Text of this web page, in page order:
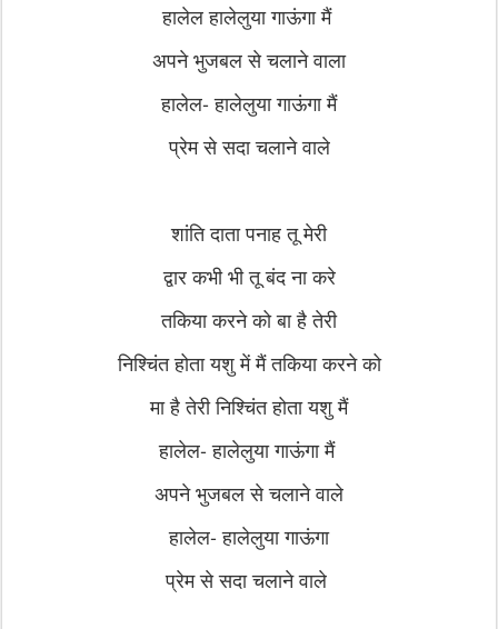
हालेल हालेलुया गाऊंगा मैं
अपने भुजबल से चलाने वाला
हालेल- हालेलुया गाऊंगा मैं
प्रेम से सदा चलाने वाले
शांति दाता पनाह तू मेरी
द्वार कभी भी तू बंद ना करे
तकिया करने को बा है तेरी
निश्चिंत होता यशु में मैं तकिया करने को
मा है तेरी निश्चिंत होता यशु मैं
हालेल- हालेलुया गाऊंगा मैं
अपने भुजबल से चलाने वाले
हालेल- हालेलुया गाऊंगा
प्रेम से सदा चलाने वाले